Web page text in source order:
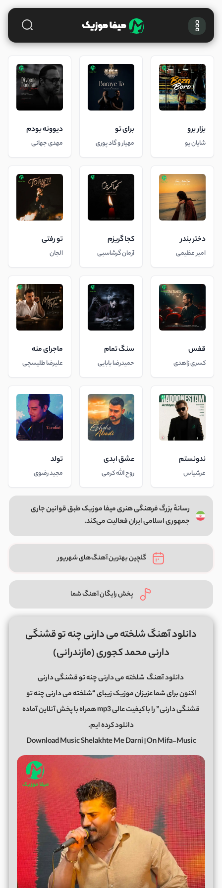
بزار برو
شایان یو
برای تو
مهیار و گاد پوری
دیوونه بودم
مهدی جهانی
دختر بندر
امیر عظیمی
کجا گریزم
آرمان گرشاسبی
تو رفتی
الجان
قفس
کسری زاهدی
سنگ تمام
حمیدرضا بابایی
ماجرای منه
علیرضا طلیسچی
ندونستم
عرشیاس
عشق ابدی
روح الله کرمی
تولد
مجید رضوی
رسانهٔ بزرگ فرهنگی هنری میفا موزیک طبق قوانین جاری
جمهوری اسلامی ایران فعالیت می‌کند.
گلچین بهترین آهنگ‌های شهریور
پخش رایگان آهنگ شما
دانلود آهنگ ﺷﻠﺨﺘﻪ ﻣﻰ دارﻧﻰ ﭼﻨﻪ ﺗﻮ ﻗﺸﻨﮕﻰ
دارﻧﻰ محمد کجوری (مازندرانی)
دانلود آهنگ ﺷﻠﺨﺘﻪ ﻣﻰ دارﻧﻰ ﭼﻨﻪ ﺗﻮ ﻗﺸﻨﮕﻰ دارﻧﻰ
اکنون برای شما عزیزان موزیک زیبای “ﺷﻠﺨﺘﻪ ﻣﻰ دارﻧﻰ ﭼﻨﻪ ﺗﻮ
ﻗﺸﻨﮕﻰ دارﻧﻰ” را با کیفیت عالی mp3 همراه با پخش آنلاین آماده
دانلود کرده ایم.
Download Music Shelakhte Me Darni | On Mifa-Music